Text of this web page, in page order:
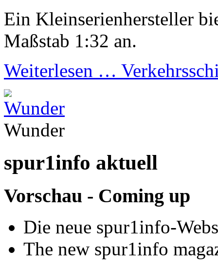
Ein Kleinserienhersteller
Maßstab 1:32 an.
Weiterlesen …
Wunder
spur1info aktuell
Vorschau - Coming up
Die neue spur1info-
The new spur1info